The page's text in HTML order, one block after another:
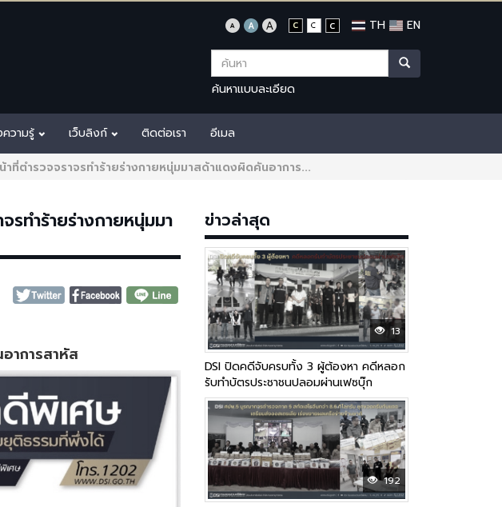
TH EN
ค้นหาแบบละเอียด
วามรู้ เว็บลิงก์ ติดต่อเรา อีเมล
ที่ตำรวจจราจรทำร้ายร่างกายหนุ่มมาสด้าแดงผิดคันอาการ...
รทำร้ายร่างกายหนุ่มมา
าการสาหัส
ข่าวล่าสุด
13
DSI ปิดคดีจับครบทั้ง 3 ผู้ต้องหา คดีหลอก
รับทำบัตรประชาชนปลอมผ่านเฟซบุ๊ก
192